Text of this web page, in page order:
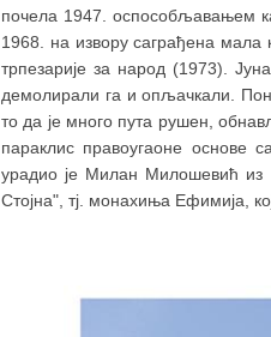
почела 1947. оспособљавањем
1968. на извору саграђена мала
трпезарије за народ (1973).
демолирали га и опљачкали.
то да је много пута рушен,
параклис правоугаоне основе
урадио је Милан Милошевић из
Стојна", тј. монахиња Ефимија,